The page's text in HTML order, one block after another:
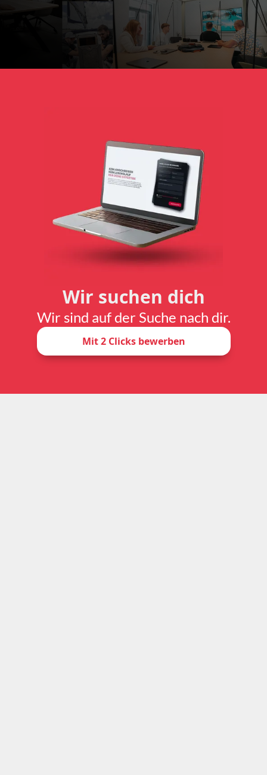
Wir suchen dich
Wir sind auf der Suche nach dir.
Mit 2 Clicks bewerben